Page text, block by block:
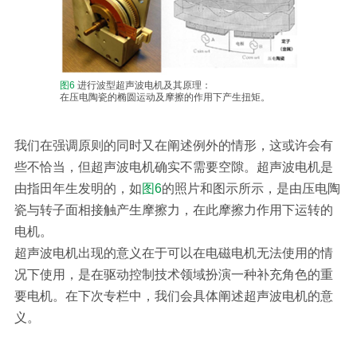
图6 进行波型超声波电机及其原理：
在压电陶瓷的椭圆运动及摩擦的作用下产生扭矩。
我们在强调原则的同时又在阐述例外的情形，这或许会有
些不恰当，但超声波电机确实不需要空隙。超声波电机是
由指田年生发明的，如图6的照片和图示所示，是由压电陶
瓷与转子面相接触产生摩擦力，在此摩擦力作用下运转的
电机。
超声波电机出现的意义在于可以在电磁电机无法使用的情
况下使用，是在驱动控制技术领域扮演一种补充角色的重
要电机。在下次专栏中，我们会具体阐述超声波电机的意
义。